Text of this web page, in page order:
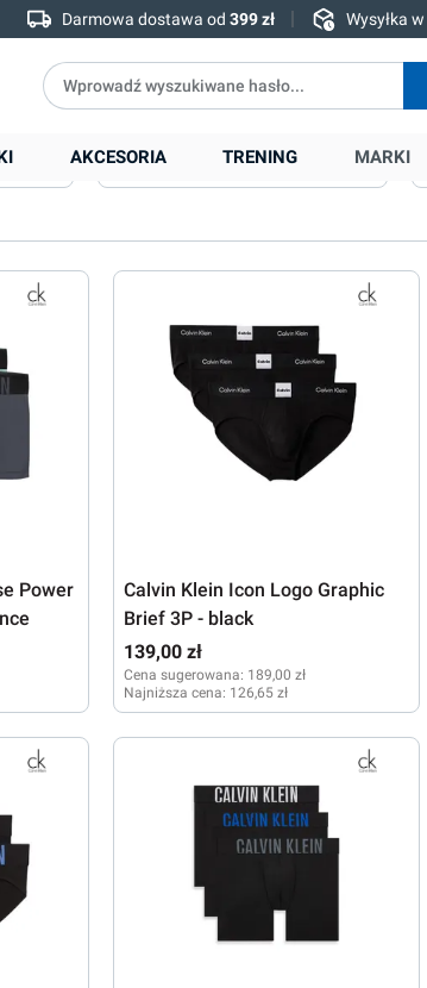
Darmowa dostawa od 399 zł Wysyłka w
AKCESORIA TRENING MARKI
Kolor
Power
Calvin Klein Icon Logo Graphic
Brief 3P - black
139,00 zł
Cena sugerowana: 189,00 zł
Najniższa cena: 126,65 zł